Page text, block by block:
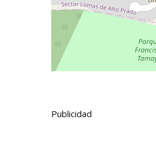
Publicidad